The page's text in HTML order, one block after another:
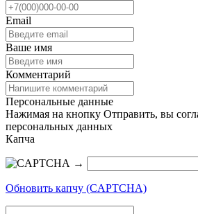
Email
Ваше имя
Комментарий
Персональные данные
Нажимая на кнопку Отправить, вы
персональных данных
Капча
→
Обновить капчу (CAPTCHA)